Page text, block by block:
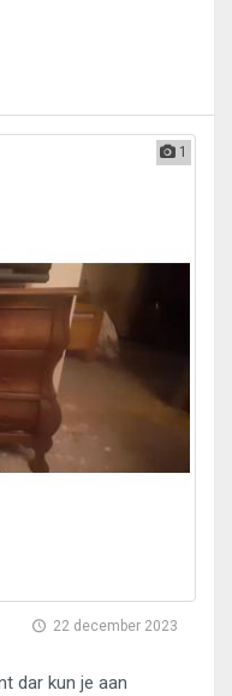
1
22 december 2023
dar kun je aan